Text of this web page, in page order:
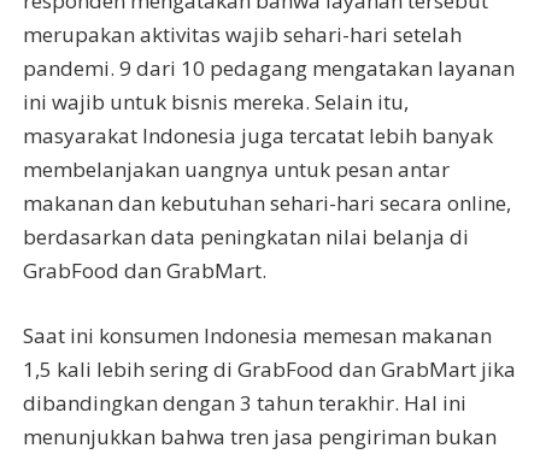
merupakan aktivitas wajib sehari-hari setelah
pandemi. 9 dari 10 pedagang mengatakan layanan
ini wajib untuk bisnis mereka. Selain itu,
masyarakat Indonesia juga tercatat lebih banyak
membelanjakan uangnya untuk pesan antar
makanan dan kebutuhan sehari-hari secara online,
berdasarkan data peningkatan nilai belanja di
GrabFood dan GrabMart.
Saat ini konsumen Indonesia memesan makanan
1,5 kali lebih sering di GrabFood dan GrabMart jika
dibandingkan dengan 3 tahun terakhir. Hal ini
menunjukkan bahwa tren jasa pengiriman bukan